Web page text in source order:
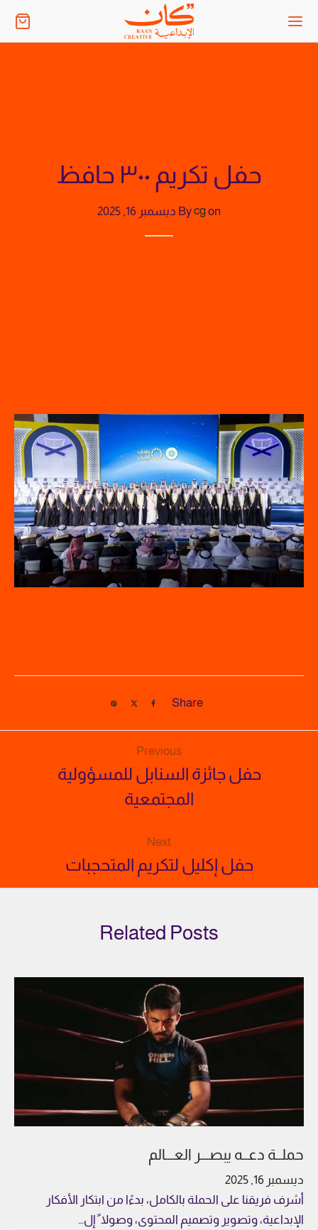
حفل تكريم ٣٠٠ حافظ
Bycgon ديسمبر 16, 2025
Share
Previous
حفل جائزة السنابل للمسؤولية
المجتمعية
Next
حفل إكليل لتكريم المتحجبات
Related Posts
حملــة دعــه يبصـــر العـــالم
ديسمبر 16, 2025
أشرف فريقنا على الحملة بالكامل، بدءًا من ابتكار الأفكار
الإبداعية، وتصوير وتصميم المحتوى، وصولا ً إل…